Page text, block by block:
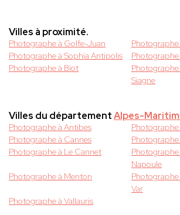
Villes à proximité.
Photographe à Golfe-Juan
Photographe à Sophia Antipolis
Photographe à Biot
Siagne
Villes du départementAlpes-
Photographe à Antibes
Photographe à Cannes
Photographe
Photographe à Le Cannet
Napoule
Photographe à Menton
Var
Photographe à Vallauris